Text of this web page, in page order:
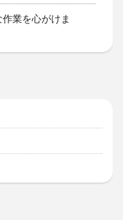
業を心がけま